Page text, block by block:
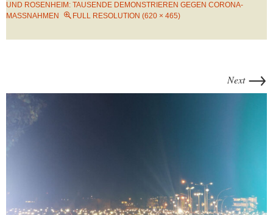
UND ROSENHEIM: TAUSENDE DEMONSTRIEREN GEGEN CORONA-
MASSNAHMEN
FULL RESOLUTION (620 × 465)
Next →